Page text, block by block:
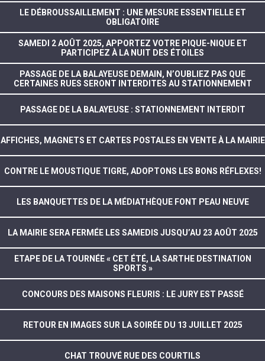
LE DÉBROUSSAILLEMENT : UNE MESURE ESSENTIELLE ET
OBLIGATOIRE
SAMEDI 2 AOÛT 2025, APPORTEZ VOTRE PIQUE-NIQUE ET
PARTICIPEZ À LA NUIT DES ÉTOILES
PASSAGE DE LA BALAYEUSE DEMAIN, N’OUBLIEZ PAS QUE
CERTAINES RUES SERONT INTERDITES AU STATIONNEMENT
PASSAGE DE LA BALAYEUSE : STATIONNEMENT INTERDIT
AFFICHES, MAGNETS ET CARTES POSTALES EN VENTE À LA MAIRIE
CONTRE LE MOUSTIQUE TIGRE, ADOPTONS LES BONS RÉFLEXES!
LES BANQUETTES DE LA MÉDIATHÈQUE FONT PEAU NEUVE
LA MAIRIE SERA FERMÉE LES SAMEDIS JUSQU’AU 23 AOÛT 2025
ETAPE DE LA TOURNÉE « CET ÉTÉ, LA SARTHE DESTINATION
SPORTS »
CONCOURS DES MAISONS FLEURIS : LE JURY EST PASSÉ
RETOUR EN IMAGES SUR LA SOIRÉE DU 13 JUILLET 2025
CHAT TROUVÉ RUE DES COURTILS